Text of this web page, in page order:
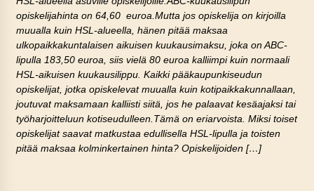
opiskelijahinta on 64,60 euroa.Mutta jos opiskelija on kirjoilla
muualla kuin HSL-alueella, hänen pitää maksaa
ulkopaikkakuntalaisen aikuisen kuukausimaksu, joka on ABC-
lipulla 183,50 euroa, siis vielä 80 euroa kalliimpi kuin normaali
HSL-aikuisen kuukausilippu. Kaikki pääkaupunkiseudun
opiskelijat, jotka opiskelevat muualla kuin kotipaikkakunnallaan,
joutuvat maksamaan kalliisti siitä, jos he palaavat kesäajaksi tai
työharjoitteluun kotiseudulleen.Tämä on eriarvoista. Miksi toiset
opiskelijat saavat matkustaa edullisella HSL-lipulla ja toisten
pitää maksaa kolminkertainen hinta? Opiskelijoiden […]